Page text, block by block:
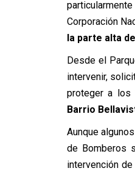
Corporación
la parte alta
Desde el
intervenir,
proteger a los
Barrio
Aunque
de Bomberos
intervención